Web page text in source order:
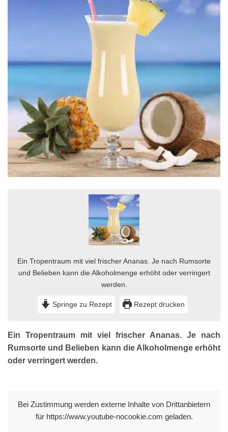
Ein Tropentraum mit viel frischer Ananas. Je nach Rumsorte
und Belieben kann die Alkoholmenge erhöht oder verringert
werden.
Springe zu Rezept Rezept drucken
Ein Tropentraum mit viel frischer Ananas. Je nach
Rumsorte und Belieben kann die Alkoholmenge erhöht
oder verringert werden.
Bei Zustimmung werden externe Inhalte von Drittanbietern
für https://www.youtube-nocookie.com geladen.